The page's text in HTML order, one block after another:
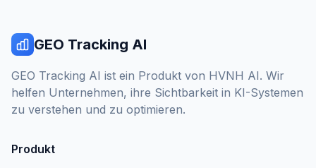
GEO Tracking AI
GEO Tracking AI ist ein Produkt von HVNH AI. Wir
helfen Unternehmen, ihre Sichtbarkeit in KI-Systemen
zu verstehen und zu optimieren.
Produkt